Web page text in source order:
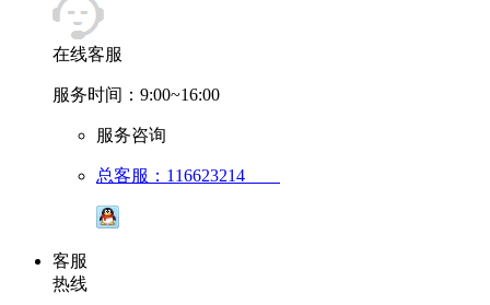
在线客服
服务时间：9:00~16:00
服务咨询
总客服：116623214
客服
热线